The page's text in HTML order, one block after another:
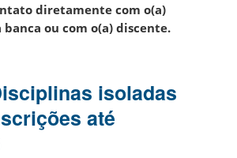
diretamente com o(a)
ou com o(a) discente.
isoladas
até